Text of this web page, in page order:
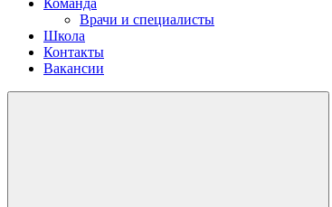
Команда
Врачи и специалисты
Школа
Контакты
Вакансии